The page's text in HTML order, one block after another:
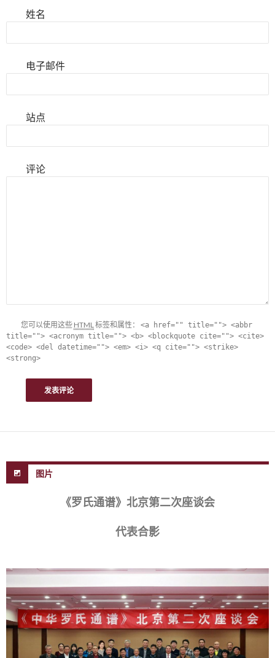
姓名
电子邮件
站点
评论
您可以使用这些 HTML标签和属性： <a href="" title=""> <abbr
title=""> <acronym title=""> <b> <blockquote cite=""> <cite>
<code> <del datetime=""> <em> <i> <q cite=""> <strike>
<strong>
图片
《罗氏通谱》北京第二次座谈会
代表合影